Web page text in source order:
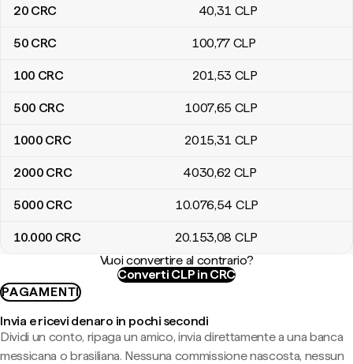
20 CRC 40,31 CLP
50 CRC 100,77 CLP
100 CRC 201,53 CLP
500 CRC 1007,65 CLP
1000 CRC 2015,31 CLP
2000 CRC 4030,62 CLP
5000 CRC 10.076,54 CLP
10.000 CRC 20.153,08 CLP
Vuoi convertire al contrario?
Converti CLP in CRC
PAGAMENTI
Invia e ricevi denaro in pochi secondi
Dividi un conto, ripaga un amico, invia direttamente a una banca
messicana o brasiliana. Nessuna commissione nascosta, nessun